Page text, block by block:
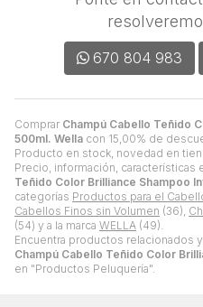
Comprar Champú Cabello Teñido
500ml. Wella con 15,00% de
Producto en stock, novedad en
Precio, información, características
Teñido Color Brilliance Shampoo
categorías Productos para el
Cabellos Finos sin Volumen (36),
(54) y a la marca WELLA (49).
Encuentra productos relacionados
Champú Cabello Teñido Color
en "Productos Peluquería".
670 804 983